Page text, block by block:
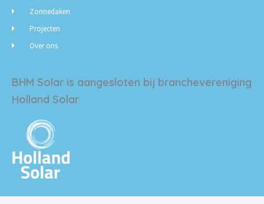
Zonnedaken
Projecten
Over ons
BHM Solar is aangesloten bij branchevereniging
Holland Solar